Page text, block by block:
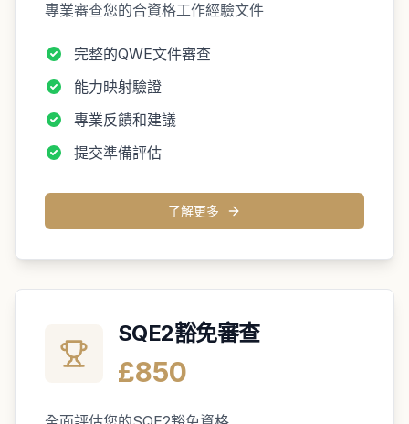
專業審查您的合資格工作經驗文件
完整的QWE文件審查
能力映射驗證
專業反饋和建議
提交準備評估
了解更多
SQE2豁免審查
£850